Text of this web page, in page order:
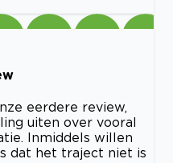
eerdere review,
uiten over vooral
Inmiddels willen
dat het traject niet is